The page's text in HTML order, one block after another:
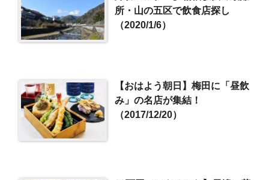
所・山の五区で飲食店探し
（2020/1/6）
【おはよう朝日】梅田に「昼飲
み」の名店が集結！
（2017/12/20）